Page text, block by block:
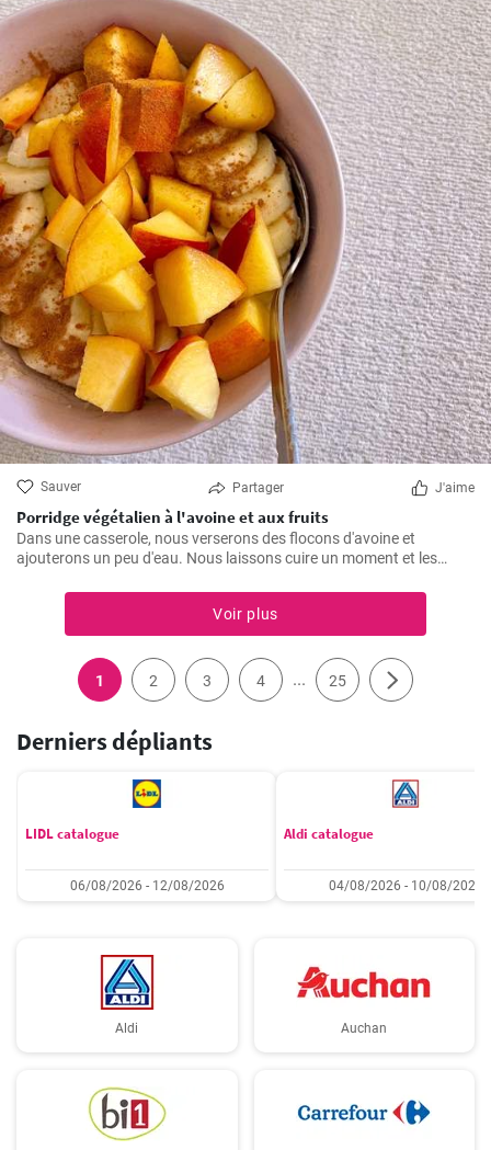
Sauver Partager J'aime
Porridge végétalien à l'avoine et aux fruits
Dans une casserole, nous verserons des flocons d'avoine et
ajouterons un peu d'eau. Nous laissons cuire un moment et les
masse plus épaisse se forme. Ajouter la protéine, remuer et verser
dans un bol. Décorez avec des fruits et saupoudrez de cannelle.
Voir plus
1 2 3 4 ... 25
Derniers dépliants
LIDL catalogue
06/08/2026 - 12/08/2026
Aldi catalogue
04/08/2026 - 10/08/2026
Aldi Auchan